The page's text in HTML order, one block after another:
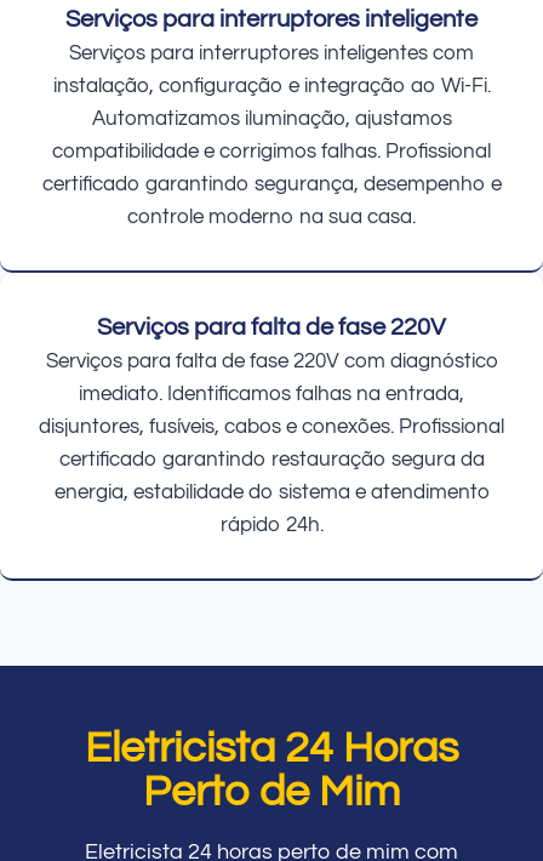
Serviços para interruptores inteligente
Serviços para interruptores inteligentes com
instalação, configuração e integração ao Wi-Fi.
Automatizamos iluminação, ajustamos
compatibilidade e corrigimos falhas. Profissional
certificado garantindo segurança, desempenho e
controle moderno na sua casa.
Serviços para falta de fase 220V
Serviços para falta de fase 220V com diagnóstico
imediato. Identificamos falhas na entrada,
disjuntores, fusíveis, cabos e conexões. Profissional
certificado garantindo restauração segura da
energia, estabilidade do sistema e atendimento
rápido 24h.
Eletricista 24 Horas
Perto de Mim
Eletricista 24 horas perto de mim com